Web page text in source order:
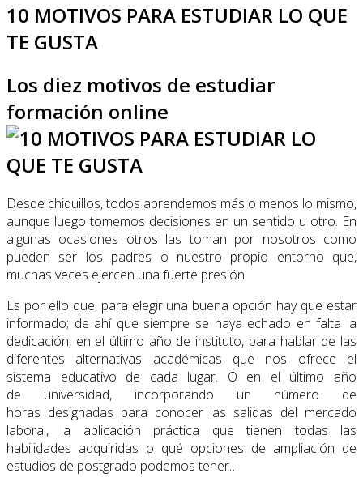
10 MOTIVOS PARA ESTUDIAR LO QUE
TE GUSTA
Los diez motivos de estudiar
formación online
Desde chiquillos, todos aprendemos más o menos lo mismo,
aunque luego tomemos decisiones en un sentido u otro. En
algunas ocasiones otros las toman por nosotros como
pueden ser los padres o nuestro propio entorno que,
muchas veces ejercen una fuerte presión.
Es por ello que, para elegir una buena opción hay que estar
informado; de ahí que siempre se haya echado en falta la
dedicación, en el último año de instituto, para hablar de las
diferentes alternativas académicas que nos ofrece el
sistema educativo de cada lugar. O en el último año
de universidad, incorporando un número de
horas designadas para conocer las salidas del mercado
laboral, la aplicación práctica que tienen todas las
habilidades adquiridas o qué opciones de ampliación de
estudios de postgrado podemos tener…